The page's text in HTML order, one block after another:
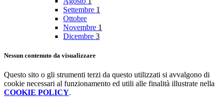
Settembre 1
Ottobre
Novembre 1
Dicembre 3
Nessun contenuto da visualizzare
Questo sito o gli strumenti terzi da questo utilizzati si avvalgono di
cookie necessari al funzionamento ed utili alle finalità illustrate nella
COOKIE POLICY.